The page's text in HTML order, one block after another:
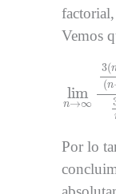
Vemos
lim
n→∞
3(
(n
→∞
Por lo